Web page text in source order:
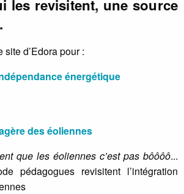
les revisitent, une source
d’Edora pour :
énergétique
des éoliennes
que les éoliennes c’est pas bôôôô...
pédagogues revisitent l’intégration